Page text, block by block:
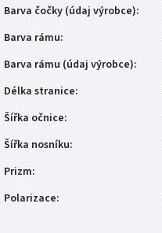
Barva čočky (údaj výrobce):
Barva rámu:
Barva rámu (údaj výrobce):
Délka stranice:
Šířka očnice:
Šířka nosníku:
Prizm:
Polarizace: